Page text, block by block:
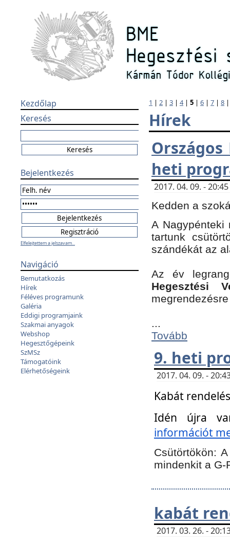
Kezdőlap
Keresés
Bejelentkezés
Elfelejtettem a jelszavam...
Navigáció
Bemutatkozás
Hírek
Féléves programunk
Galéria
Eddigi programjaink
Szakmai anyagok
Webshop
Hegesztőgépeink
SzMSz
Támogatóink
Elérhetőségeink
1 | 2 | 3 | 4| 5 | 6 | 7 | 8
Hírek
Országos
heti
2017. 04. 09. -
Kedden a
A Nagypénteki
tartunk
szándékát az
Az év
Hegesztési
...
Tovább
9. heti
2017. 04. 09. -
Kabát
Idén újra
információt
Csütörtökön:A
mindenkit a G-
kabát
2017. 03. 26. -